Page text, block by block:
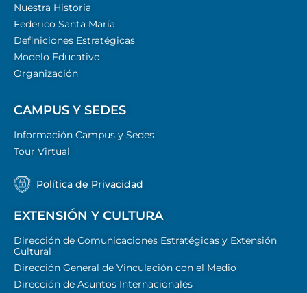
Nuestra Historia
Federico Santa María
Definiciones Estratégicas
Modelo Educativo
Organización
CAMPUS Y SEDES
Información Campus y Sedes
Tour Virtual
Política de Privacidad
EXTENSIÓN Y CULTURA
Dirección de Comunicaciones Estratégicas y Extensión
Cultural
Dirección General de Vinculación con el Medio
Dirección de Asuntos Internacionales